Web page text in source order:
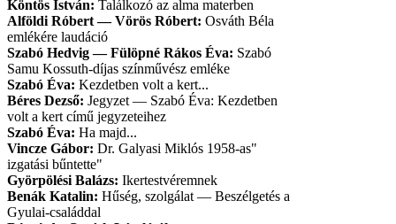
Köntös István: Találkozó az alma materben
Alföldi Róbert — Vörös Róbert: Osváth Béla
emlékére laudáció
Szabó Hedvig — Fülöpné Rákos Éva: Szabó
Samu Kossuth-díjas színművész emléke
Szabó Éva: Kezdetben volt a kert...
Béres Dezső: Jegyzet — Szabó Éva: Kezdetben
volt a kert című jegyzeteihez
Szabó Éva: Ha majd...
Vincze Gábor: Dr. Galyasi Miklós 1958-as"
izgatási bűntette"
Györpölési Balázs: Ikertestvéremnek
Benák Katalin: Hűség, szolgálat — Beszélgetés a
Gyulai-családdal